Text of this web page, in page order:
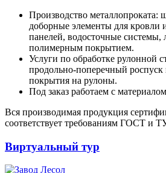
Производство металлопроката:
доборные элементы для кровли
панелей, водосточные системы,
полимерным покрытием.
Услуги по обработке рулонной
продольно-поперечный
покрытия на рулоны.
Под заказ работаем с
Вся производимая продукция
соответствует требованиям ГОСТ и
Виртуальный тур